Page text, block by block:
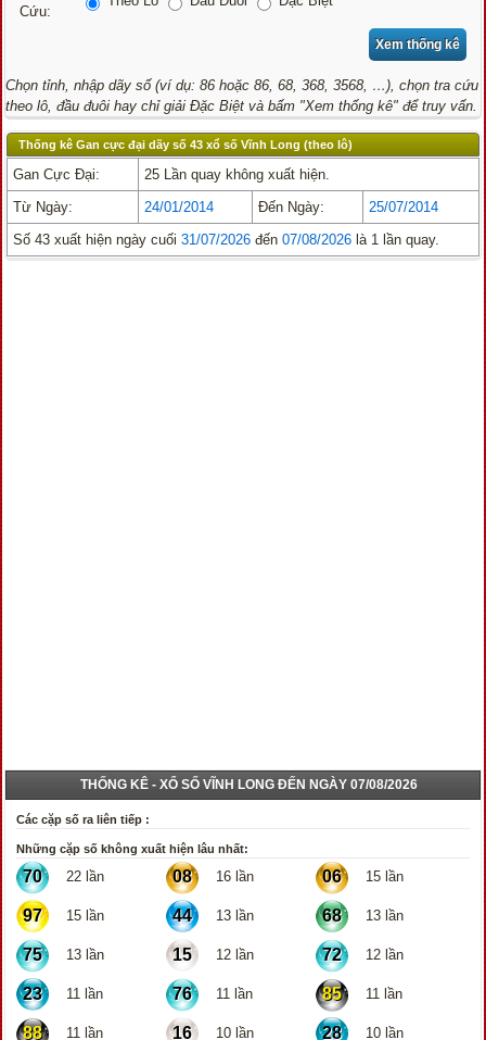
Cứu:
Chọn tỉnh, nhập dãy số (ví dụ: 86 hoặc 86, 68, 368, 3568, …), chọn tra cứu
theo lô, đầu đuôi hay chỉ giải Đặc Biệt và bấm "Xem thống kê" để truy vấn.
Thống kê Gan cực đại dãy số 43 xổ số Vĩnh Long (theo lô)
Gan Cực Đại:
25 Lần quay không xuất hiện.
Từ Ngày:
24/01/2014 Đến Ngày:
25/07/2014
Số 43 xuất hiện ngày cuối 31/07/2026 đến 07/08/2026 là 1 lần quay.
THỐNG KÊ - XỔ SỐ VĨNH LONG ĐẾN NGÀY 07/08/2026
Các cặp số ra liên tiếp :
Những cặp số không xuất hiện lâu nhất:
70 22 lần 08 16 lần 06 15 lần
97 15 lần 44 13 lần 68 13 lần
75 13 lần 15 12 lần 72 12 lần
23 11 lần 76 11 lần 85 11 lần
88 11 lần 16 10 lần 28 10 lần